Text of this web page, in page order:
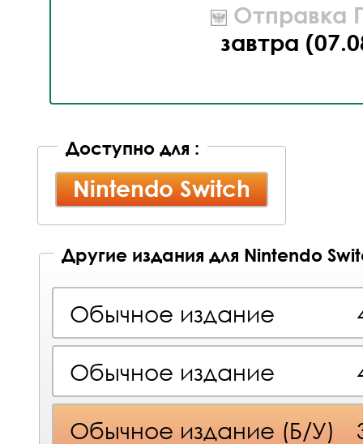
Отправка
завтра
Доступно для :
Nintendo Switch
Другие издания для Nintendo
Обычное издание
Обычное издание
Обычное издание (Б/У)